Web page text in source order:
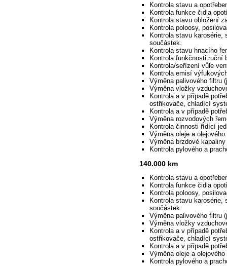
Kontrola stavu a
Kontrola funkce čidla
Kontrola stavu obložení
Kontrola poloosy,
Kontrola stavu
součástek.
Kontrola stavu hnacího
Kontrola funkčnosti ruční
Kontrola/seřízení vůle
Kontrola emisí
Výměna palivového filtru
Výměna vložky
Kontrola a v případě
ostřikovače, chladící
Kontrola a v případě
Výměna rozvodových
Kontrola činnosti řídící
Výměna oleje a olejového
Výměna brzdové kapaliny
Kontrola pylového a
140.000 km
Kontrola stavu a
Kontrola funkce čidla
Kontrola poloosy,
Kontrola stavu
součástek.
Výměna palivového filtru
Výměna vložky
Kontrola a v případě
ostřikovače, chladící
Kontrola a v případě
Výměna oleje a olejového
Kontrola pylového a